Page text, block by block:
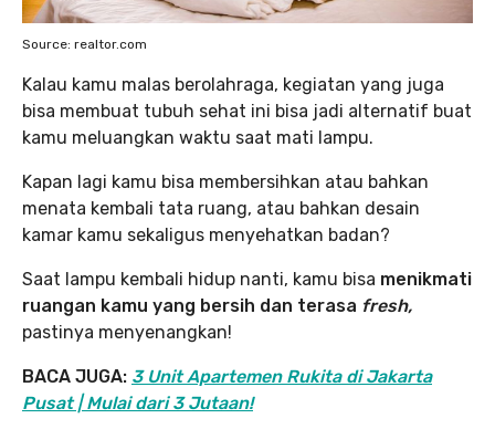
Source: realtor.com
Kalau kamu malas berolahraga, kegiatan yang juga
bisa membuat tubuh sehat ini bisa jadi alternatif buat
kamu meluangkan waktu saat mati lampu.
Kapan lagi kamu bisa membersihkan atau bahkan
menata kembali tata ruang, atau bahkan desain
kamar kamu sekaligus menyehatkan badan?
Saat lampu kembali hidup nanti, kamu bisa menikmati
ruangan kamu yang bersih dan terasa fresh,
pastinya menyenangkan!
BACA JUGA: 3 Unit Apartemen Rukita di Jakarta
Pusat | Mulai dari 3 Jutaan!